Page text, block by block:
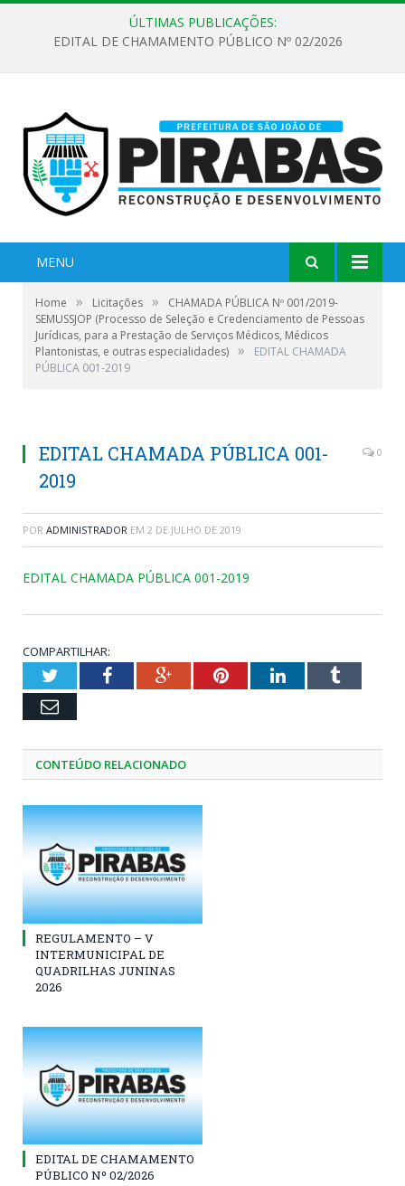
ÚLTIMAS PUBLICAÇÕES:
EDITAL DE CHAMAMENTO PÚBLICO Nº 02/2026
MENU
Home » Licitações »
CHAMADA PÚBLICA Nº 001/2019-
SEMUSSJOP (Processo de Seleção e Credenciamento de Pessoas
Jurídicas, para a Prestação de Serviços Médicos, Médicos
Plantonistas, e outras especialidades) »
EDITAL CHAMADA
PÚBLICA 001-2019
EDITAL CHAMADA PÚBLICA 001-
2019
0
POR ADMINISTRADOR EM 2 DE JULHO DE 2019
EDITAL CHAMADA PÚBLICA 001-2019
COMPARTILHAR:
TwitterFacebookGoogle+PinterestLinkedInTumblr
Email
CONTEÚDO RELACIONADO
REGULAMENTO – V
INTERMUNICIPAL DE
QUADRILHAS JUNINAS
2026
EDITAL DE CHAMAMENTO
PÚBLICO Nº 02/2026